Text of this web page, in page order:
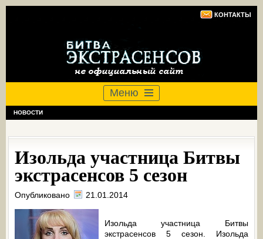
КОНТАКТЫ
Меню
НОВОСТИ
Изольда участница Битвы
экстрасенсов 5 сезон
Опубликовано 21.01.2014
Изольда участница Битвы
экстрасенсов 5 сезон. Изольда